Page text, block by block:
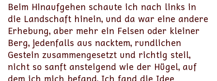
Beim Hinaufgehen schaute ich nach links in
die Landschaft hinein, und da war eine andere
Erhebung, aber mehr ein Felsen oder kleiner
Berg, jedenfalls aus nacktem, rundlichen
Gestein zusammengesetzt und richtig steil,
nicht so sanft ansteigend wie der Hügel, auf